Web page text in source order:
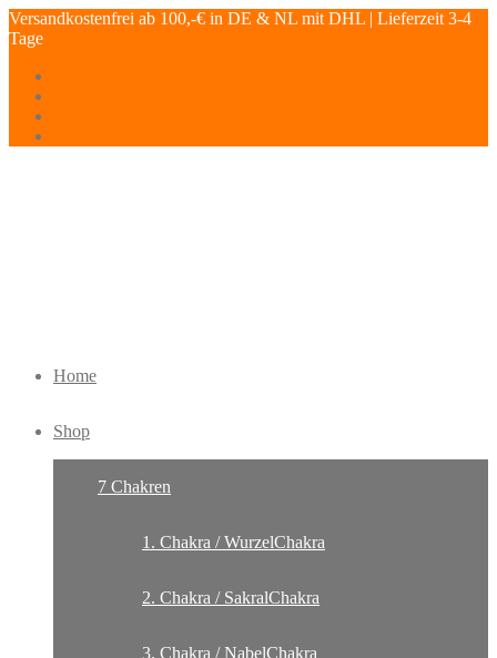
Versandkostenfrei ab 100,-€ in DE & NL mit DHL | Lieferzeit 3-4
Tage
Home
Shop
7 Chakren
1. Chakra / WurzelChakra
2. Chakra / SakralChakra
3. Chakra / NabelChakra